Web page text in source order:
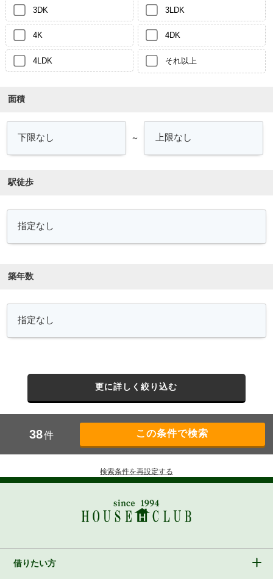
3DK 3LDK
4K 4DK
4LDK それ以上
面積
～
駅徒歩
築年数
更に詳しく絞り込む
38件
検索条件を再設定する
借りたい方